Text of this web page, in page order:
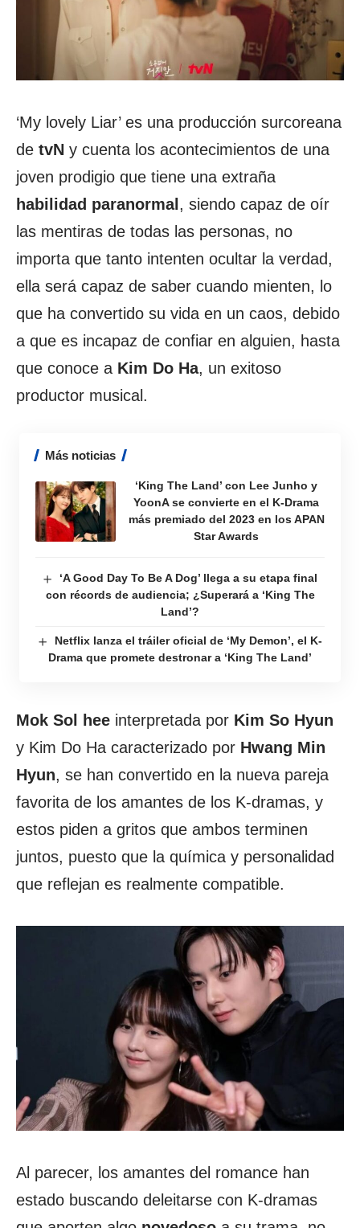
‘My lovely Liar’ es una producción surcoreana
de tvN y cuenta los acontecimientos de una
joven prodigio que tiene una extraña
habilidad paranormal , siendo capaz de oír
las mentiras de todas las personas, no
importa que tanto intenten ocultar la verdad,
ella será capaz de saber cuando mienten, lo
que ha convertido su vida en un caos, debido
a que es incapaz de confiar en alguien, hasta
que conoce a Kim Do Ha, un exitoso
productor musical.
Más noticias
‘King The Land’ con Lee Junho y
YoonA se convierte en el K-Drama
más premiado del 2023 en los APAN
Star Awards
‘A Good Day To Be A Dog’ llega a su etapa final
con récords de audiencia; ¿Superará a ‘King The
Land’?
Netflix lanza el tráiler oficial de ‘My Demon’, el K-
Drama que promete destronar a ‘King The Land’
Mok Sol hee interpretada por Kim So Hyun
y Kim Do Ha caracterizado por Hwang Min
Hyun, se han convertido en la nueva pareja
favorita de los amantes de los K-dramas, y
estos piden a gritos que ambos terminen
juntos, puesto que la química y personalidad
que reflejan es realmente compatible.
Al parecer, los amantes del romance han
estado buscando deleitarse con K-dramas